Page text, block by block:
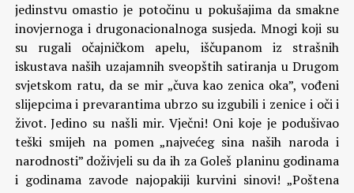
jedinstvu omastio je potočinu u pokušajima da smakne
inovjernoga i drugonacionalnoga susjeda. Mnogi koji su
su rugali očajničkom apelu, iščupanom iz strašnih
iskustava naših uzajamnih sveopštih satiranja u Drugom
svjetskom ratu, da se mir „čuva kao zenica oka”, vođeni
slijepcima i prevarantima ubrzo su izgubili i zenice i oči i
život. Jedino su našli mir. Vječni! Oni koje je podušivao
teški smijeh na pomen „najvećeg sina naših naroda i
narodnosti” doživjeli su da ih za Goleš planinu godinama
i godinama zavode najopakiji kurvini sinovi!„Poštena